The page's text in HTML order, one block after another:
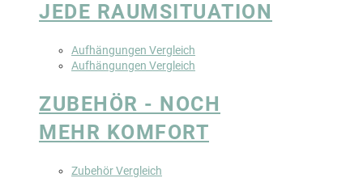
JEDE RAUMSITUATION
Aufhängungen Vergleich
Aufhängungen Vergleich
ZUBEHÖR - NOCH
MEHR KOMFORT
Zubehör Vergleich